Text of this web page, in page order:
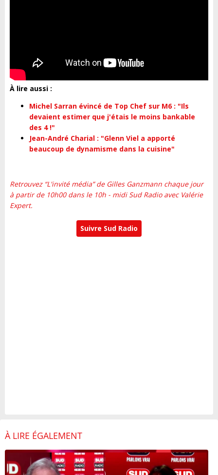
À lire aussi :
Michel Sarran évincé de Top Chef sur M6 : "Ils
devaient estimer que j'étais le moins bankable
des 4 !"
Jean-André Charial : "Glenn Viel a apporté
beaucoup de dynamisme dans la cuisine"
Retrouvez “L'invité média” de Gilles Ganzmann chaque jour
à partir de 10h00 dans le 10h - midi Sud Radio avec Valérie
Expert.
Suivre Sud Radio
À LIRE ÉGALEMENT